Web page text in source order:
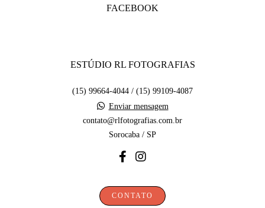
FACEBOOK
ESTÚDIO RL FOTOGRAFIAS
(15) 99664-4044 / (15) 99109-4087
Enviar mensagem
contato@rlfotografias.com.br
Sorocaba / SP
CONTATO